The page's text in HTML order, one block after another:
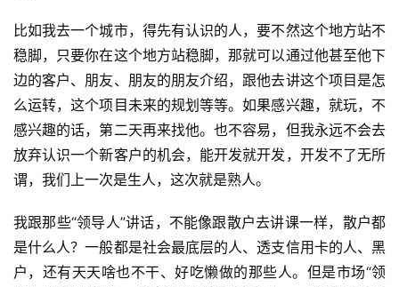
比如我去一个城市，得先有认识的人，要不然这个地方站不
稳脚，只要你在这个地方站稳脚，那就可以通过他甚至他下
边的客户、朋友、朋友的朋友介绍，跟他去讲这个项目是怎
么运转，这个项目未来的规划等等。如果感兴趣，就玩，不
感兴趣的话，第二天再来找他。也不容易，但我永远不会去
放弃认识一个新客户的机会，能开发就开发，开发不了无所
谓，我们上一次是生人，这次就是熟人。
我跟那些“领导人”讲话，不能像跟散户去讲课一样，散户都
是什么人？一般都是社会最底层的人、透支信用卡的人、黑
户，还有天天啥也不干、好吃懒做的那些人。但是市场“领